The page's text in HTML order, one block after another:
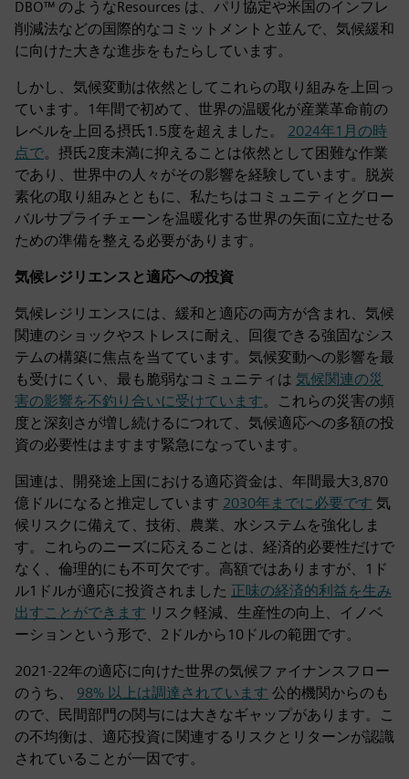
DBO™ のようなResources は、パリ協定や米国のインフレ
削減法などの国際的なコミットメントと並んで、気候緩和
に向けた大きな進歩をもたらしています。
しかし、気候変動は依然としてこれらの取り組みを上回っ
ています。1年間で初めて、世界の温暖化が産業革命前の
レベルを上回る摂氏1.5度を超えました。 2024年1月の時
点で。摂氏2度未満に抑えることは依然として困難な作業
であり、世界中の人々がその影響を経験しています。脱炭
素化の取り組みとともに、私たちはコミュニティとグロー
バルサプライチェーンを温暖化する世界の矢面に立たせる
ための準備を整える必要があります。
気候レジリエンスと適応への投資
気候レジリエンスには、緩和と適応の両方が含まれ、気候
関連のショックやストレスに耐え、回復できる強固なシス
テムの構築に焦点を当てています。気候変動への影響を最
も受けにくい、最も脆弱なコミュニティは 気候関連の災
害の影響を不釣り合いに受けています。これらの災害の頻
度と深刻さが増し続けるにつれて、気候適応への多額の投
資の必要性はますます緊急になっています。
国連は、開発途上国における適応資金は、年間最大3,870
億ドルになると推定しています 2030年までに必要です 気
候リスクに備えて、技術、農業、水システムを強化しま
す。これらのニーズに応えることは、経済的必要性だけで
なく、倫理的にも不可欠です。高額ではありますが、1ド
ル1ドルが適応に投資されました 正味の経済的利益を生み
出すことができます リスク軽減、生産性の向上、イノベ
ーションという形で、2ドルから10ドルの範囲です。
2021-22年の適応に向けた世界の気候ファイナンスフロー
のうち、 98% 以上は調達されています 公的機関からのも
ので、民間部門の関与には大きなギャップがあります。こ
の不均衡は、適応投資に関連するリスクとリターンが認識
されていることが一因です。